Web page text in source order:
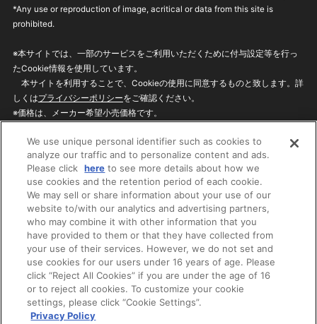
*Any use or reproduction of image, acritical or data from this site is
prohibited.
※本サイトでは、一部のサービスをご利用いただくために付与設定等を行っ
たCookie情報を使用しています。
本サイトを利用することで、Cookieの使用に同意するものと致します。詳
しくはプライバシーポリシーをご確認ください。
※価格は、メーカー希望小売価格です。
ざいますのでご了承ください。
privacypolicy
Do Not Sell or Share My
Personal Information
ウェブサイトご利用条件
ソーシャルメディアポリシー
個人情報保護方針
お問い合わせ
©BANDAI
We use unique personal identifier such as cookies to
analyze our traffic and to personalize content and ads.
Please click here to see more details about how we
use cookies and the retention period of each cookie.
We may sell or share information about your use of our
website to/with our analytics and advertising partners,
who may combine it with other information that you
have provided to them or that they have collected from
your use of their services. However, we do not set and
use cookies for our users under 16 years of age. Please
click “Reject All Cookies” if you are under the age of 16
or to reject all cookies. To customize your cookie
settings, please click “Cookie Settings”.
Privacy Policy